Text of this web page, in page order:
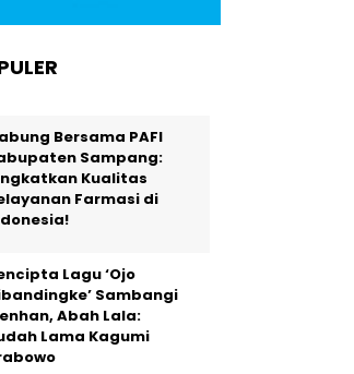
Bersama PAFI
Sampang:
Kualitas
Farmasi di
Lagu ‘Ojo
Sambangi
Abah Lala:
Lama Kagumi